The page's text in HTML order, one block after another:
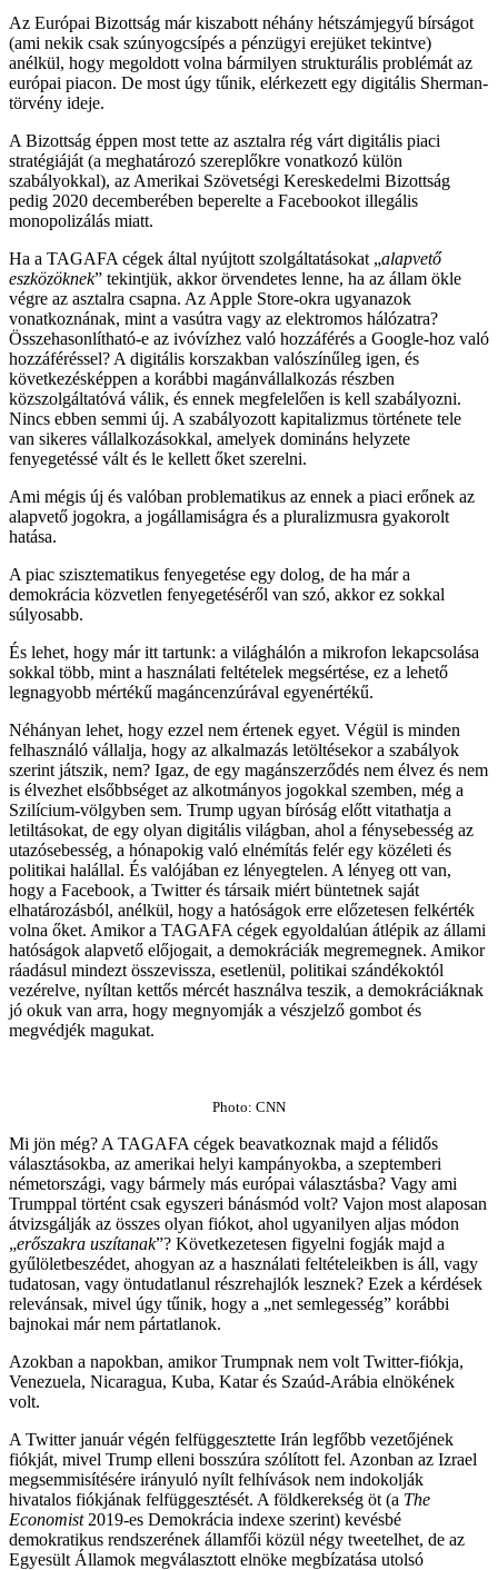
Az Európai Bizottság már kiszabott néhány hétszámjegyű bírságot
(ami nekik csak szúnyogcsípés a pénzügyi erejüket tekintve)
anélkül, hogy megoldott volna bármilyen strukturális problémát az
európai piacon. De most úgy tűnik, elérkezett egy digitális Sherman-
törvény ideje.
A Bizottság éppen most tette az asztalra rég várt digitális piaci
stratégiáját (a meghatározó szereplőkre vonatkozó külön
szabályokkal), az Amerikai Szövetségi Kereskedelmi Bizottság
pedig 2020 decemberében beperelte a Facebookot illegális
monopolizálás miatt.
Ha a TAGAFA cégek által nyújtott szolgáltatásokat „alapvető
eszközöknek” tekintjük, akkor örvendetes lenne, ha az állam ökle
végre az asztalra csapna. Az Apple Store-okra ugyanazok
vonatkoznának, mint a vasútra vagy az elektromos hálózatra?
Összehasonlítható-e az ivóvízhez való hozzáférés a Google-hoz való
hozzáféréssel? A digitális korszakban valószínűleg igen, és
következésképpen a korábbi magánvállalkozás részben
közszolgáltatóvá válik, és ennek megfelelően is kell szabályozni.
Nincs ebben semmi új. A szabályozott kapitalizmus története tele
van sikeres vállalkozásokkal, amelyek domináns helyzete
fenyegetéssé vált és le kellett őket szerelni.
Ami mégis új és valóban problematikus az ennek a piaci erőnek az
alapvető jogokra, a jogállamiságra és a pluralizmusra gyakorolt
hatása.
A piac szisztematikus fenyegetése egy dolog, de ha már a
demokrácia közvetlen fenyegetéséről van szó, akkor ez sokkal
súlyosabb.
És lehet, hogy már itt tartunk: a világhálón a mikrofon lekapcsolása
sokkal több, mint a használati feltételek megsértése, ez a lehető
legnagyobb mértékű magáncenzúrával egyenértékű.
Néhányan lehet, hogy ezzel nem értenek egyet. Végül is minden
felhasználó vállalja, hogy az alkalmazás letöltésekor a szabályok
szerint játszik, nem? Igaz, de egy magánszerződés nem élvez és nem
is élvezhet elsőbbséget az alkotmányos jogokkal szemben, még a
Szilícium-völgyben sem. Trump ugyan bíróság előtt vitathatja a
letiltásokat, de egy olyan digitális világban, ahol a fénysebesség az
utazósebesség, a hónapokig való elnémítás felér egy közéleti és
politikai halállal. És valójában ez lényegtelen. A lényeg ott van,
hogy a Facebook, a Twitter és társaik miért büntetnek saját
elhatározásból, anélkül, hogy a hatóságok erre előzetesen felkérték
volna őket. Amikor a TAGAFA cégek egyoldalúan átlépik az állami
hatóságok alapvető előjogait, a demokráciák megremegnek. Amikor
ráadásul mindezt összevissza, esetlenül, politikai szándékoktól
vezérelve, nyíltan kettős mércét használva teszik, a demokráciáknak
jó okuk van arra, hogy megnyomják a vészjelző gombot és
megvédjék magukat.
Photo: CNN
Mi jön még? A TAGAFA cégek beavatkoznak majd a félidős
választásokba, az amerikai helyi kampányokba, a szeptemberi
németországi, vagy bármely más európai választásba? Vagy ami
Trumppal történt csak egyszeri bánásmód volt? Vajon most alaposan
átvizsgálják az összes olyan fiókot, ahol ugyanilyen aljas módon
„erőszakra uszítanak”? Következetesen figyelni fogják majd a
gyűlöletbeszédet, ahogyan az a használati feltételeikben is áll, vagy
tudatosan, vagy öntudatlanul részrehajlók lesznek? Ezek a kérdések
relevánsak, mivel úgy tűnik, hogy a „net semlegesség” korábbi
bajnokai már nem pártatlanok.
Azokban a napokban, amikor Trumpnak nem volt Twitter-fiókja,
Venezuela, Nicaragua, Kuba, Katar és Szaúd-Arábia elnökének
volt.
A Twitter január végén felfüggesztette Irán legfőbb vezetőjének
fiókját, mivel Trump elleni bosszúra szólított fel. Azonban az Izrael
megsemmisítésére irányuló nyílt felhívások nem indokolják
hivatalos fiókjának felfüggesztését. A földkerekség öt (a The
Economist2019-es Demokrácia indexe szerint) kevésbé
demokratikus rendszerének államfői közül négy tweetelhet, de az
Egyesült Államok megválasztott elnöke megbízatása utolsó